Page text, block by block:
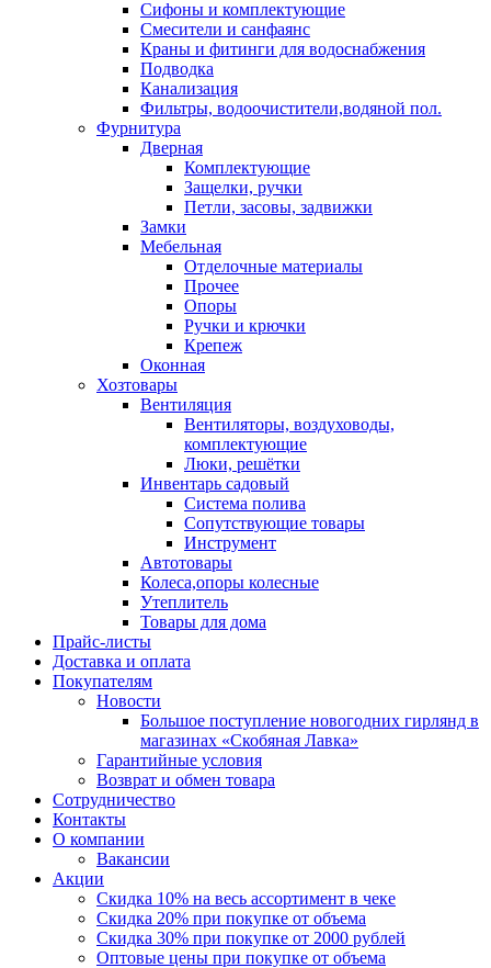
Сифоны и комплектующие
Смесители и санфаянс
Краны и фитинги для водоснабжения
Подводка
Канализация
Фильтры, водоочистители,водяной пол.
Фурнитура
Дверная
Комплектующие
Защелки, ручки
Петли, засовы, задвижки
Замки
Мебельная
Отделочные материалы
Прочее
Опоры
Ручки и крючки
Крепеж
Оконная
Хозтовары
Вентиляция
Вентиляторы, воздуховоды,
комплектующие
Люки, решётки
Инвентарь садовый
Система полива
Сопутствующие товары
Инструмент
Автотовары
Колеса,опоры колесные
Утеплитель
Товары для дома
Прайс-листы
Доставка и оплата
Покупателям
Новости
Большое поступление новогодних гирлянд в
магазинах «Скобяная Лавка»
Гарантийные условия
Возврат и обмен товара
Сотрудничество
Контакты
О компании
Вакансии
Акции
Скидка 10% на весь ассортимент в чеке
Скидка 20% при покупке от объема
Скидка 30% при покупке от 2000 рублей
Оптовые цены при покупке от объема